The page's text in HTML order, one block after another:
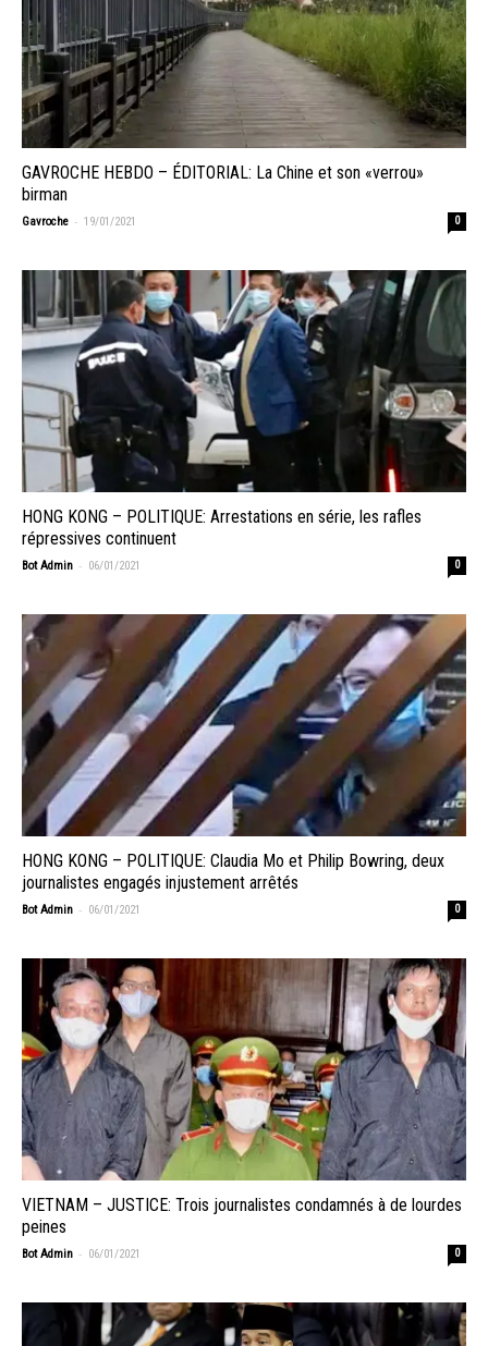
GAVROCHE HEBDO – ÉDITORIAL: La Chine et son «verrou»
birman
Gavroche - 19/01/2021 0
HONG KONG – POLITIQUE: Arrestations en série, les rafles
répressives continuent
Bot Admin - 06/01/2021 0
HONG KONG – POLITIQUE: Claudia Mo et Philip Bowring, deux
journalistes engagés injustement arrêtés
Bot Admin - 06/01/2021 0
VIETNAM – JUSTICE: Trois journalistes condamnés à de lourdes
peines
Bot Admin - 06/01/2021 0